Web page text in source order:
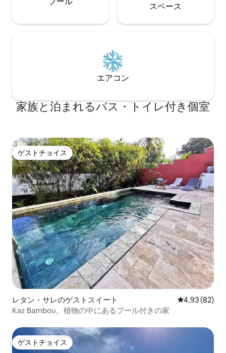
ス⁠ペ⁠ー⁠ス
エアコン
家族と泊まれるバス・トイレ付き個室
ゲストチョイス
ゲストチョイス
レタン・サレのゲストスイート レビュー82
4.93 (82)
Kaz Bambou。植物の中にあるプール付きの家
ゲストチョイス
ゲストチョイス